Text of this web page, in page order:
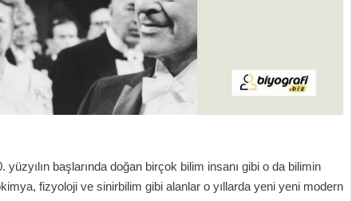
başlarında doğan birçok bilim insanı gibi o da bilimin
fizyoloji ve sinirbilim gibi alanlar o yıllarda yeni yeni modern